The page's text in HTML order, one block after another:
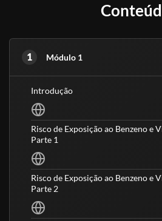
1 Módulo 1
Introdução
Risco de Exposição ao Benzeno e
Parte 1
Risco de Exposição ao Benzeno e
Parte 2